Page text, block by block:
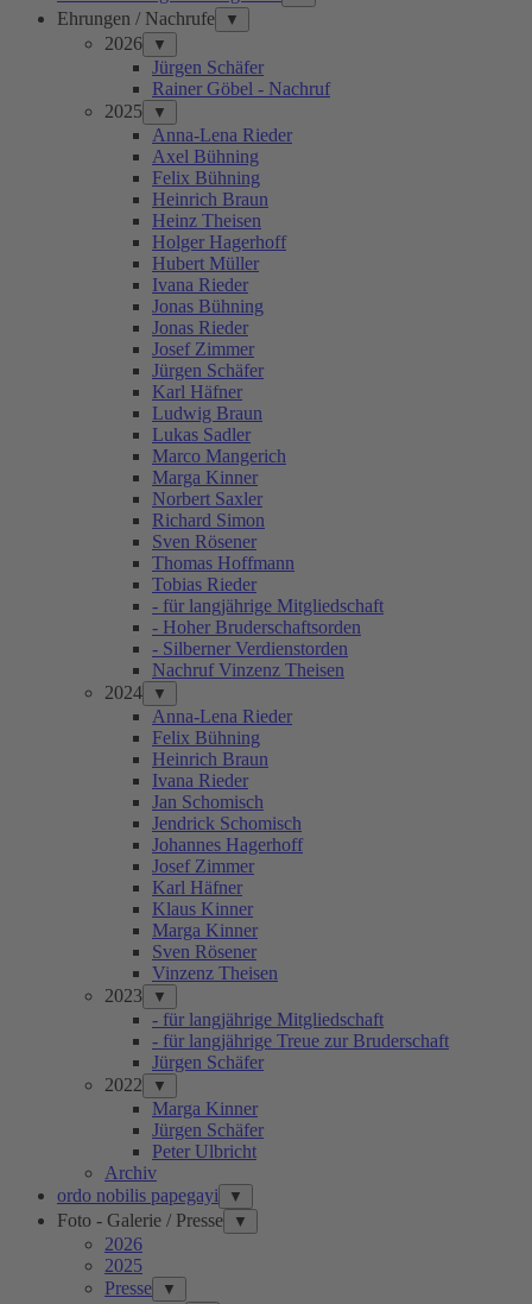
Ehrungen / Nachrufe ▼
2026 ▼
Jürgen Schäfer
Rainer Göbel - Nachruf
2025
▼
Anna-Lena Rieder
Axel Bühning
Felix Bühning
Heinrich Braun
Heinz Theisen
Holger Hagerhoff
Hubert Müller
Ivana Rieder
Jonas Bühning
Jonas Rieder
Josef Zimmer
Jürgen Schäfer
Karl Häfner
Ludwig Braun
Lukas Sadler
Marco Mangerich
Marga Kinner
Norbert Saxler
Richard Simon
Sven Rösener
Thomas Hoffmann
Tobias Rieder
- für langjährige Mitgliedschaft
- Hoher Bruderschaftsorden
- Silberner Verdienstorden
Nachruf Vinzenz Theisen
2024
▼
Anna-Lena Rieder
Felix Bühning
Heinrich Braun
Ivana Rieder
Jan Schomisch
Jendrick Schomisch
Johannes Hagerhoff
Josef Zimmer
Karl Häfner
Klaus Kinner
Marga Kinner
Sven Rösener
Vinzenz Theisen
2023
▼
- für langjährige Mitgliedschaft
- für langjährige Treue zur Bruderschaft
Jürgen Schäfer
2022
▼
Marga Kinner
Jürgen Schäfer
Peter Ulbricht
Archiv
ordo nobilis papegayi
▼
Foto - Galerie / Presse ▼
2026
2025
Presse
▼